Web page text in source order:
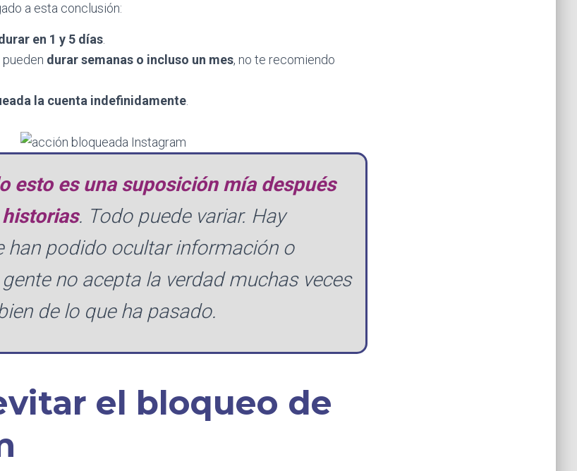
a esta conclusión:
en 1 y 5 días
durar semanas o incluso un mes, no te recomiendo
la cuenta indefinidamente
esto es una suposición mía después
. Todo puede variar. Hay
han podido ocultar información o
no acepta la verdad muchas veces
de lo que ha pasado.
el bloqueo de